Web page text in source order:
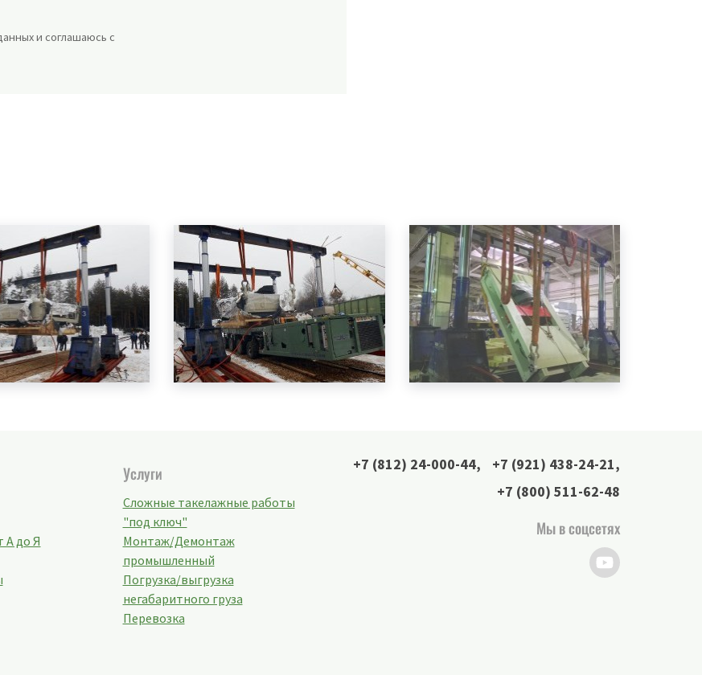
и соглашаюсь с
А до Я
Услуги
Сложные такелажные работы
"под ключ"
Монтаж/Демонтаж
промышленный
Погрузка/выгрузка
негабаритного груза
Перевозка
+7 (812) 24-000-44, +7 (921) 438-24-21,
+7 (800) 511-62-48
Мы в соцсетях